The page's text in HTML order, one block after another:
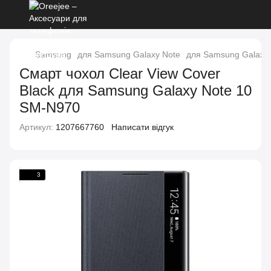
Samsung для Samsung Galaxy Note для Samsung Galaxy
Смарт чохол Clear View Cover
Black для Samsung Galaxy Note 10
SM-N970
Артикул: 1207667760 Написати відгук
3